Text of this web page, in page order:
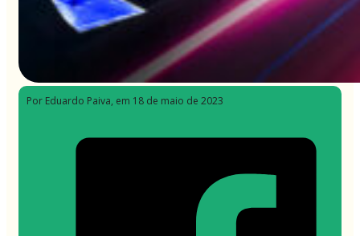
Por Eduardo Paiva, em 18 de maio de 2023